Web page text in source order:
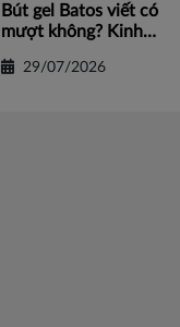
Bút gel Batos viết có
mượt không? Kinh
chất lượng
29/07/2026